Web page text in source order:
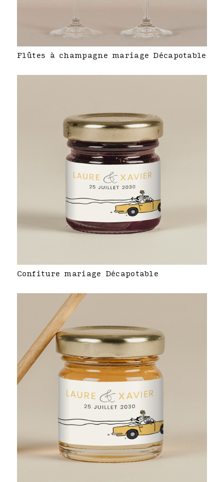
Flûtes à champagne mariage Décapotable
Confiture mariage Décapotable